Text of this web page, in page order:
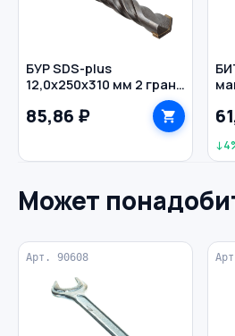
БУР SDS-plus
12,0х250х310 мм 2 грани
по бетону РЕЗОЛЮКС
85,86 ₽
Может
Арт. 90608